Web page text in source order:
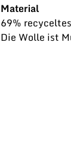
Material
69%
Die Wolle ist